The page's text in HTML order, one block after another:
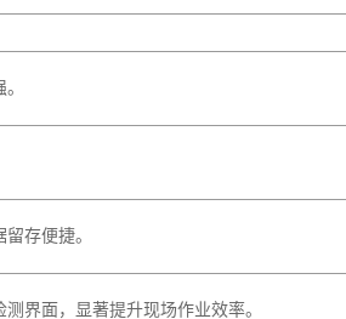
。